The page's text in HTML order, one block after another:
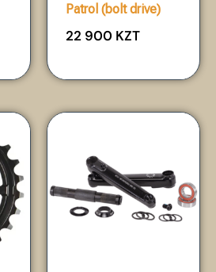
Patrol (bolt drive)
22 900 KZT